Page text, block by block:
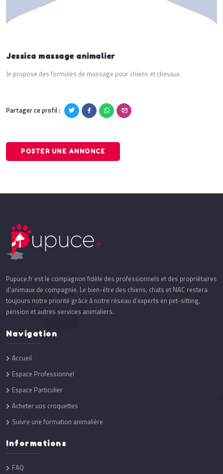
Jessica massage animalier
Je propose des formules de massage pour chiens et chevaux.
Partager ce profil :
POSTER UNE ANNONCE
Pupuce.fr est le compagnon fidèle des professionnels et des propriétaires
d’animaux de compagnie. Le bien-être des chiens, chats et NAC restera
toujours notre priorité grâce à notre réseau d’experts en pet-sitting,
pension et autres services animaliers.
Navigation
Accueil
Espace Professionnel
Espace Particulier
Acheter vos croquettes
Suivre une formation animalière
Informations
FAQ